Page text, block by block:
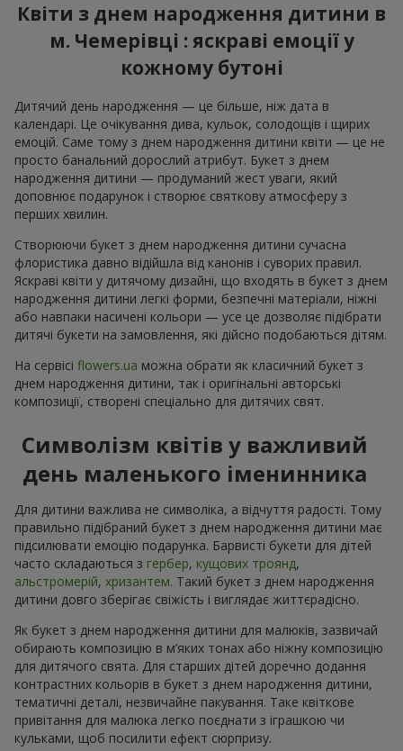
Квіти з днем народження дитини в
м. Чемерівці : яскраві емоції у
кожному бутоні
Дитячий день народження — це більше, ніж дата в
календарі. Це очікування дива, кульок, солодощів і щирих
емоцій. Саме тому з днем народження дитини квіти — це не
просто банальний дорослий атрибут. Букет з днем
народження дитини — продуманий жест уваги, який
доповнює подарунок і створює святкову атмосферу з
перших хвилин.
Створюючи букет з днем народження дитини сучасна
флористика давно відійшла від канонів і суворих правил.
Яскраві квіти у дитячому дизайні, що входять в букет з днем
народження дитини легкі форми, безпечні матеріали, ніжні
або навпаки насичені кольори — усе це дозволяє підібрати
дитячі букети на замовлення, які дійсно подобаються дітям.
На сервісі flowers.ua можна обрати як класичний букет з
днем народження дитини, так і оригінальні авторські
композиції, створені спеціально для дитячих свят.
Символізм квітів у важливий
день маленького іменинника
Для дитини важлива не символіка, а відчуття радості. Тому
правильно підібраний букет з днем народження дитини має
підсилювати емоцію подарунка. Барвисті букети для дітей
часто складаються з гербер, кущових троянд,
альстромерій, хризантем. Такий букет з днем народження
дитини довго зберігає свіжість і виглядає життєрадісно.
Як букет з днем народження дитини для малюків, зазвичай
обирають композицію в м’яких тонах або ніжну композицію
для дитячого свята. Для старших дітей доречно додання
контрастних кольорів в букет з днем народження дитини,
тематичні деталі, незвичайне пакування. Таке квіткове
привітання для малюка легко поєднати з іграшкою чи
кульками, щоб посилити ефект сюрпризу.